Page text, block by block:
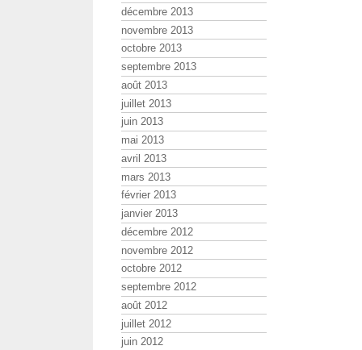
décembre 2013
novembre 2013
octobre 2013
septembre 2013
août 2013
juillet 2013
juin 2013
mai 2013
avril 2013
mars 2013
février 2013
janvier 2013
décembre 2012
novembre 2012
octobre 2012
septembre 2012
août 2012
juillet 2012
juin 2012